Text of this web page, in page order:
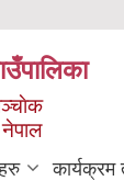
कार्यक्रम